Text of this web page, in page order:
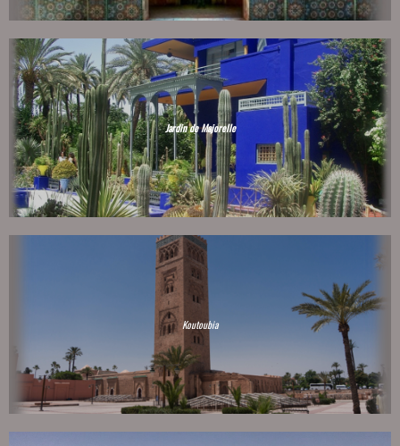
Jardin de Majorelle
Koutoubia